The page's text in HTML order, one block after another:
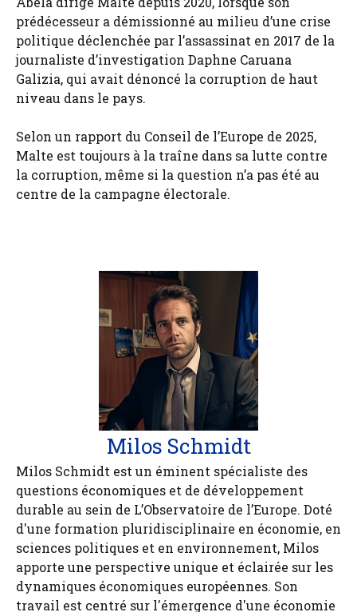
prédécesseur a démissionné au milieu d’une crise
politique déclenchée par l’assassinat en 2017 de la
journaliste d’investigation Daphne Caruana
Galizia, qui avait dénoncé la corruption de haut
niveau dans le pays.
Selon un rapport du Conseil de l’Europe de 2025,
Malte est toujours à la traîne dans sa lutte contre
la corruption, même si la question n’a pas été au
centre de la campagne électorale.
Milos Schmidt
Milos Schmidt est un éminent spécialiste des
questions économiques et de développement
durable au sein de L’Observatoire de l’Europe. Doté
d'une formation pluridisciplinaire en économie, en
sciences politiques et en environnement, Milos
apporte une perspective unique et éclairée sur les
dynamiques économiques européennes. Son
travail est centré sur l'émergence d'une économie